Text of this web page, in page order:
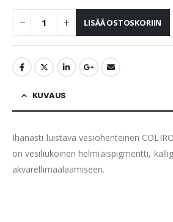
LISÄÄ OSTOSKORIIN
KUVAUS
Ihanasti luistava vesiohenteinen
on vesiliukoinen helmiäispigmentti,
akvarellimaalaamiseen.